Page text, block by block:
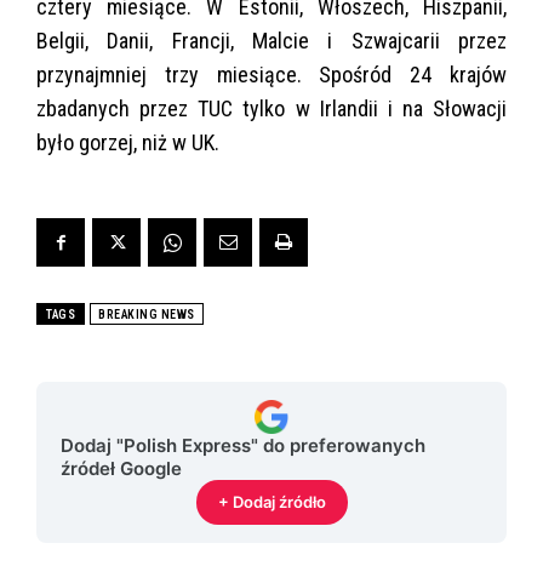
cztery miesiące. W Estonii, Włoszech, Hiszpanii,
Belgii, Danii, Francji, Malcie i Szwajcarii przez
przynajmniej trzy miesiące. Spośród 24 krajów
zbadanych przez TUC tylko w Irlandii i na Słowacji
było gorzej, niż w UK.
TAGS BREAKING NEWS
Dodaj "Polish Express" do preferowanych
źródeł Google
+ Dodaj źródło